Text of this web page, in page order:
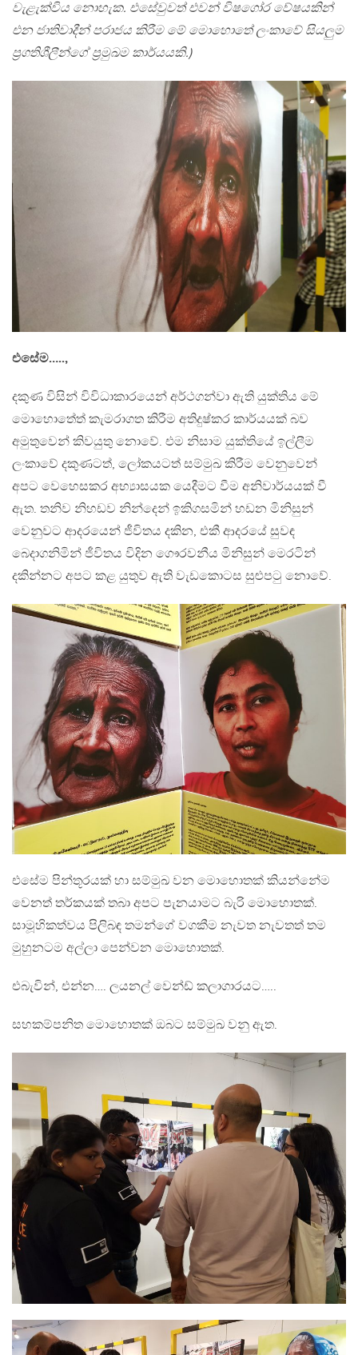
වැළැක්විය නොහැක. එසේවුවත් එවන් විෂගෝර වේෂයකින්
එන ජාතිවාදීන් පරාජය කිරීම මේ මොහොතේ ලංකාවේ සියලුම
ප්‍රගතිශීලීන්ගේ ප්‍රමුඛම කාර්යයකි.)
එසේම…..,
දකුණ විසින් විවිධාකාරයෙන් අර්ථගන්වා ඇති යුක්තිය මේ
මොහොතේත් කැමරාගත කිරීම අතිදුෂ්කර කාර්යයක් බව
අමුතුවෙන් කිවයුතු නොවේ. එම නිසාම යුක්තියේ ඉල්ලීම
ලංකාවේ දකුණටත්, ලෝකයටත් සම්මුඛ කිරීම වෙනුවෙන්
අපට වෙහෙසකර අභ්‍යාසයක යෙදීමට වීම අනිවාර්යයක් වී
ඇත. තනිව නිහඩව නින්දෙන් ඉකිගසමින් හඩන මිනිසුන්
වෙනුවට ආදරයෙන් ජීවිතය දකින, එකී ආදරයේ සුවඳ
බෙදාගනිමින් ජීවිතය විදින ගෞරවනීය මිනිසුන් මෙරටින්
දකින්නට අපට කළ යුතුව ඇති වැඩකොටස සුළුපටු නොවේ.
එසේම පින්තූරයක් හා සම්මුඛ වන මොහොතක් කියන්නේම
වෙනත් තර්කයක් තබා අපට පැනයාමට බැරි මොහොතක්.
සාමූහිකත්වය පිලිබඳ තමන්ගේ වගකීම නැවත නැවතත් තම
මුහුනටම අල්ලා පෙන්වන මොහොතක්.
එබැවින්, එන්න…. ලයනල් වෙන්ඩ් කලාගාරයට…..
සහකම්පනිත මොහොතක් ඔබට සම්මුඛ වනු ඇත.